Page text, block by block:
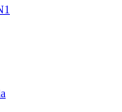
Ministarstva privrede